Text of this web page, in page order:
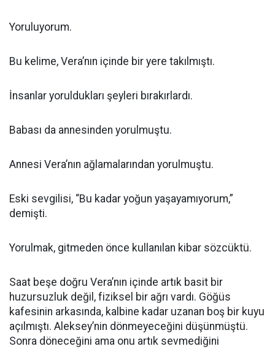
Yoruluyorum.
Bu kelime, Vera’nın içinde bir yere takılmıştı.
İnsanlar yoruldukları şeyleri bırakırlardı.
Babası da annesinden yorulmuştu.
Annesi Vera’nın ağlamalarından yorulmuştu.
Eski sevgilisi, “Bu kadar yoğun yaşayamıyorum,”
demişti.
Yorulmak, gitmeden önce kullanılan kibar sözcüktü.
Saat beşe doğru Vera’nın içinde artık basit bir
huzursuzluk değil, fiziksel bir ağrı vardı. Göğüs
kafesinin arkasında, kalbine kadar uzanan boş bir kuyu
açılmıştı. Aleksey’nin dönmeyeceğini düşünmüştü.
Sonra döneceğini ama onu artık sevmediğini